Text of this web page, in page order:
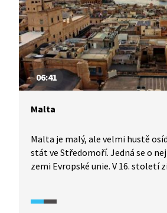
06:41
Malta
Malta je malý, ale velmi hustě
stát ve Středomoří. Jedná se o
zemi Evropské unie. V 16. století
ostrova je Valletta, dřívějším